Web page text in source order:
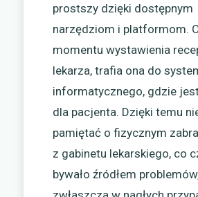
prostszy dzięki dostępnym
narzędziom i platformom.
momentu wystawienia
lekarza, trafia ona do
informatycznego, gdzie
dla pacjenta. Dzięki temu
pamiętać o fizycznym
z gabinetu lekarskiego, co
bywało źródłem